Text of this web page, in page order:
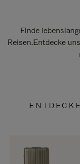
Finde
Reisen.Entdecke